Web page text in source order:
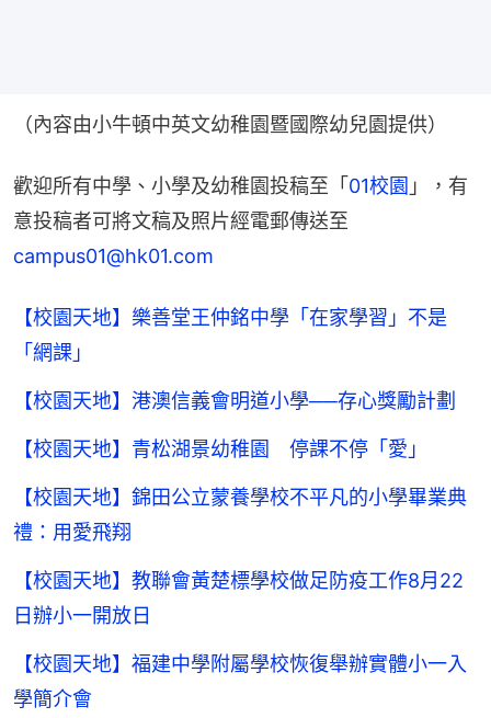
（內容由小牛頓中英文幼稚園暨國際幼兒園提供）
歡迎所有中學、小學及幼稚園投稿至「01校園 」，有
意投稿者可將文稿及照片經電郵傳送至
campus01@hk01.com
【校園天地】樂善堂王仲銘中學「在家學習」不是
「網課」
【校園天地】港澳信義會明道小學­­­──存心獎勵計劃
【校園天地】青松湖景幼稚園 停課不停「愛」
【校園天地】錦田公立蒙養學校不平凡的小學畢業典
禮：用愛飛翔
【校園天地】教聯會黃楚標學校做足防疫工作8月22
日辦小一開放日
【校園天地】福建中學附屬學校恢復舉辦實體小一入
學簡介會